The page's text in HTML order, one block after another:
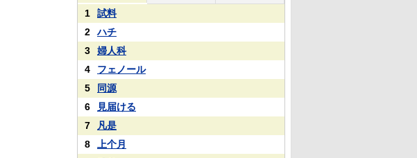
1
試料
2
ハチ
3
婦人科
4
フェノール
5
同源
6
見届ける
7
凡是
8
上个月